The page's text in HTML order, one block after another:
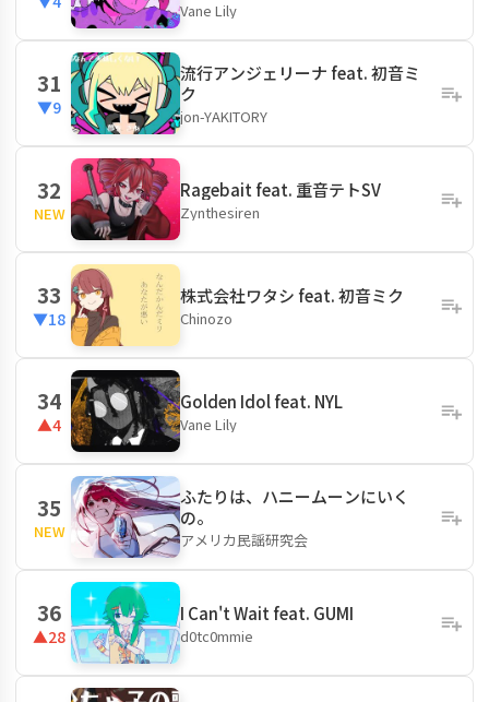
Vane Lily
31
▼9
流行アンジェリーナ feat. 初音ミ
ク
jon-YAKITORY
32
NEW
Ragebait feat. 重音テトSV
Zynthesiren
33
▼18
株式会社ワタシ feat. 初音ミク
Chinozo
34
▲4
Golden Idol feat. NYL
Vane Lily
35
NEW
ふたりは、ハニームーンにいく
の。
アメリカ民謡研究会
36
▲28
I Can't Wait feat. GUMI
d0tc0mmie